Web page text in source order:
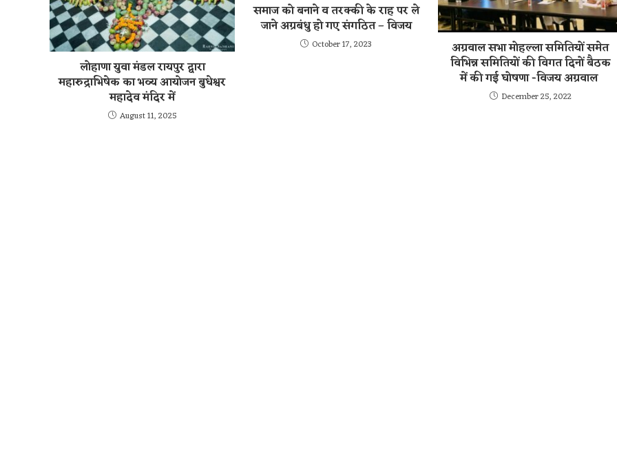
लोहाणा युवा मंडल रायपुर द्वारा
महारुद्राभिषेक का भव्य आयोजन बुधेश्वर
महादेव मंदिर में
August 11, 2025
समाज को बनाने व तरक्की के राह पर ले
जाने अग्रबंधु हो गए संगठित – विजय
October 17, 2023 अग्रवाल सभा मोहल्ला समितियों समेत
विभिन्न समितियों की विगत दिनों बैठक
में की गई घोषणा -विजय अग्रवाल
December 25, 2022